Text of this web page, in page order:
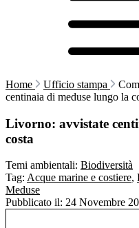
Home Ufficio stampa
centinaia di meduse lungo la
Livorno: avvistate
costa
Temi ambientali: Biodiversità
Tag: Acque marine e costiere,
Meduse
Pubblicato il: 24 Novembre